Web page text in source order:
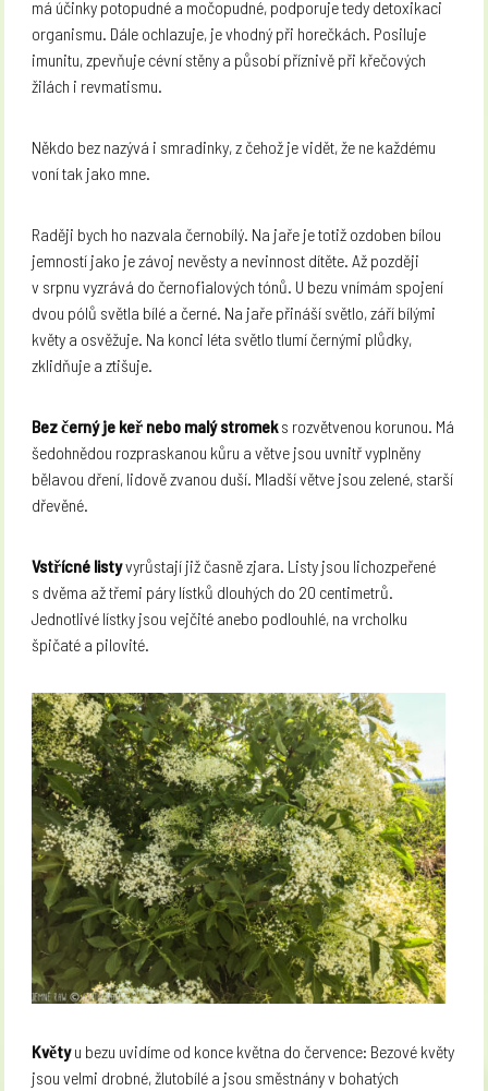
má účinky potopudné a močopudné, podporuje tedy detoxikaci
organismu. Dále ochlazuje, je vhodný při horečkách. Posiluje
imunitu, zpevňuje cévní stěny a působí příznivě při křečových
žilách i revmatismu.
Někdo bez nazývá i smradinky, z čehož je vidět, že ne každému
voní tak jako mne.
Raději bych ho nazvala černobílý. Na jaře je totiž ozdoben bílou
jemností jako je závoj nevěsty a nevinnost dítěte. Až později
v srpnu vyzrává do černofialových tónů. U bezu vnímám spojení
dvou pólů světla bílé a černé. Na jaře přináší světlo, září bílými
květy a osvěžuje. Na konci léta světlo tlumí černými plůdky,
zklidňuje a ztišuje.
Bez černý je keř nebo malý stromeks rozvětvenou korunou. Má
šedohnědou rozpraskanou kůru a větve jsou uvnitř vyplněny
bělavou dření, lidově zvanou duší. Mladší větve jsou zelené, starší
dřevěné.
Vstřícné listyvyrůstají již časně zjara. Listy jsou lichozpeřené
s dvěma až třemi páry lístků dlouhých do 20 centimetrů.
Jednotlivé lístky jsou vejčité anebo podlouhlé, na vrcholku
špičaté a pilovité.
Květyu bezu uvidíme od konce května do července: Bezové květy
jsou velmi drobné, žlutobílé a jsou směstnány v bohatých